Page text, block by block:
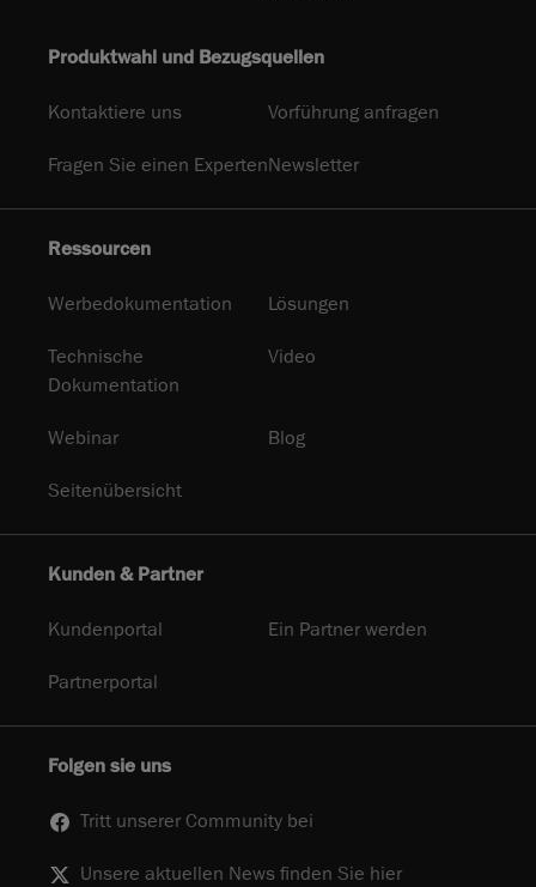
Produktwahl und Bezugsquellen
Kontaktiere uns Vorführung anfragen
Fragen Sie einen ExpertenNewsletter
Ressourcen
Werbedokumentation Lösungen
Technische
Dokumentation
Video
Webinar Blog
Seitenübersicht
Kunden & Partner
Kundenportal Ein Partner werden
Partnerportal
Folgen sie uns
Tritt unserer Community bei
Unsere aktuellen News finden Sie hier